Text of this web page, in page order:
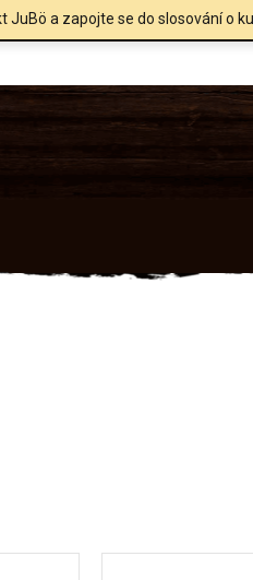
a zapojte se do slosování o